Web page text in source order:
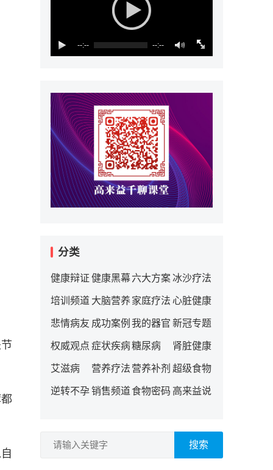
--:-- --:--
分类
健康辩证 健康黑幕 六大方案冰沙疗法
培训频道 大脑营养 家庭疗法 心脏健康
悲情病友 成功案例 我的器官 新冠专题
权威观点 症状疾病糖尿病 肾脏健康
艾滋病 营养疗法 营养补剂 超级食物
逆转不孕销售频道食物密码 高来益说
搜索